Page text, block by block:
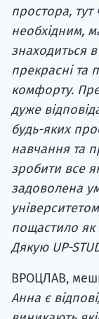
простора,
необхідним,
знаходиться
прекрасні та
комфорту.
дуже
будь-яких
навчання та
зробити все
задоволена
пощастило як
Дякую UP-
ВРОЦЛАВ,
Анна є